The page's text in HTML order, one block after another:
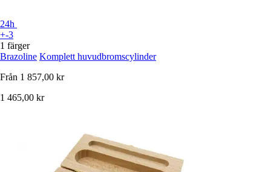
24h
+-3
1 färger
Brazoline Komplett huvudbromscylinder
Från 1 857,00 kr
1 465,00 kr